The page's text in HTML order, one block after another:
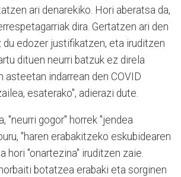
ari denarekiko. Hori aberatsa da,
dira. Gertatzen ari den
du edozer justifikatzen, eta iruditzen
dituen neurri batzuk ez direla
asteetan indarrean den COVID
esaterako", adierazi dute.
"neurri gogor" horrek "jendea
"haren erabakitzeko eskubidearen
hori "onartezina" iruditzen zaie.
botatzea erabaki eta sorginen